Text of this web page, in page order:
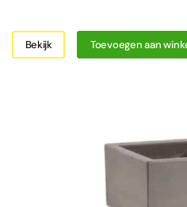
Bekijk Toevoegen aan